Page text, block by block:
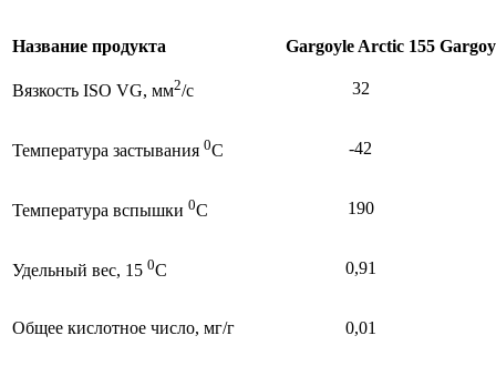
Название продукта Gargoyle Arctic 155
Вязкость ISO VG, мм2/с 32
Температура застывания 0С -42
Температура вспышки 0С 190
Удельный вес, 15 0С 0,91
Общее кислотное число, мг/г 0,01